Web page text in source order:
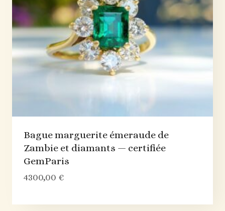
Bague marguerite émeraude de
Zambie et diamants — certifiée
GemParis
4300,00 €